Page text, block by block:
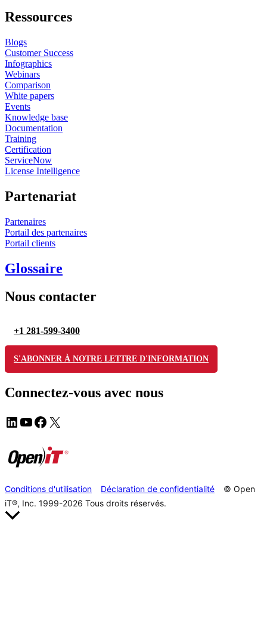
Ressources
Blogs
Customer Success
Infographics
Webinars
Comparison
White papers
Events
Knowledge base
Documentation
Training
Certification
ServiceNow
License Intelligence
Partenariat
Partenaires
Portail des partenaires
Portail clients
Glossaire
Nous contacter
+1 281-599-3400
S'ABONNER À NOTRE LETTRE D'INFORMATION
Connectez-vous avec nous
Conditions d'utilisation Déclaration de confidentialité
© Open
iT®, Inc. 1999-2026 Tous droits réservés.